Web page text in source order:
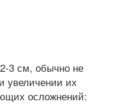
3 см, обычно не
увеличении их
осложнений: